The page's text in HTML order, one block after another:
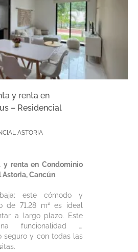
y renta en
– Residencial
ASTORIA
y renta en Condominio
Cancún.
este cómodo y
de 71.28 m² es ideal
a largo plazo. Este
funcionalidad y
seguro y con todas las